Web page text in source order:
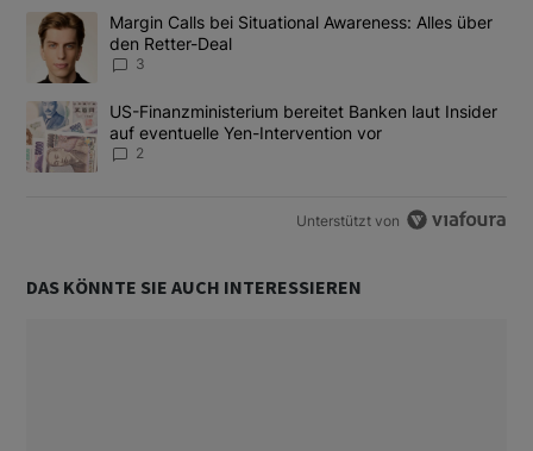
Das Folgende ist eine Liste der am meisten kommentierten
Ein Trendartikel mit dem Titel "Margin Calls bei Situational
Margin Calls bei Situational Awareness: Alles über
den Retter-Deal
3
Ein Trendartikel mit dem Titel "US-Finanzministerium bereitet
US-Finanzministerium bereitet Banken laut Insider
auf eventuelle Yen-Intervention vor
2
Unterstützt von
DAS KÖNNTE SIE AUCH INTERESSIEREN